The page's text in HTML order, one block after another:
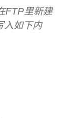
FTP里新建
入如下内